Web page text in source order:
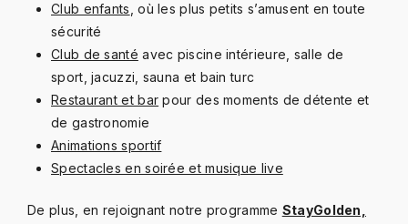
Club enfants , où les plus petits s’amusent en toute
sécurité
Club de santé avec piscine intérieure, salle de
sport, jacuzzi, sauna et bain turc
Restaurant et bar pour des moments de détente et
de gastronomie
Animations sportif
Spectacles en soirée et musique live
De plus, en rejoignant notre programme StayGolden,